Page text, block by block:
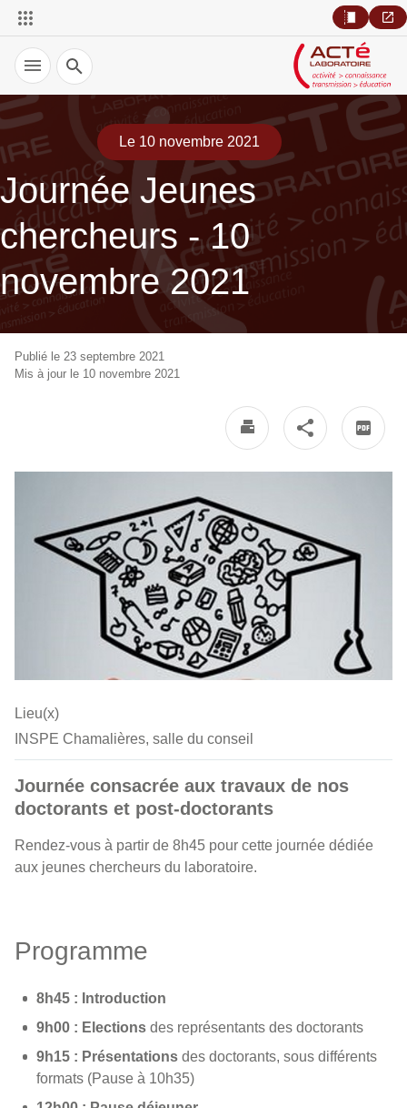
Recherche
Le 10 novembre 2021
Journée Jeunes
chercheurs - 10
novembre 2021
Publié le 23 septembre 2021
Mis à jour le 10 novembre 2021
Lieu(x)
INSPE Chamalières, salle du conseil
Journée consacrée aux travaux de nos
doctorants et post-doctorants
Rendez-vous à partir de 8h45 pour cette journée dédiée
aux jeunes chercheurs du laboratoire.
Programme
8h45 : Introduction
9h00 : Elections des représentants des doctorants
9h15 : Présentations des doctorants, sous différents
formats (Pause à 10h35)